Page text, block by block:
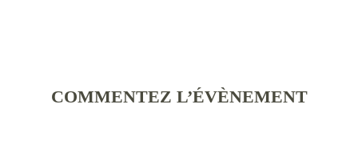
COMMENTEZ L’ÉVÈNEMENT